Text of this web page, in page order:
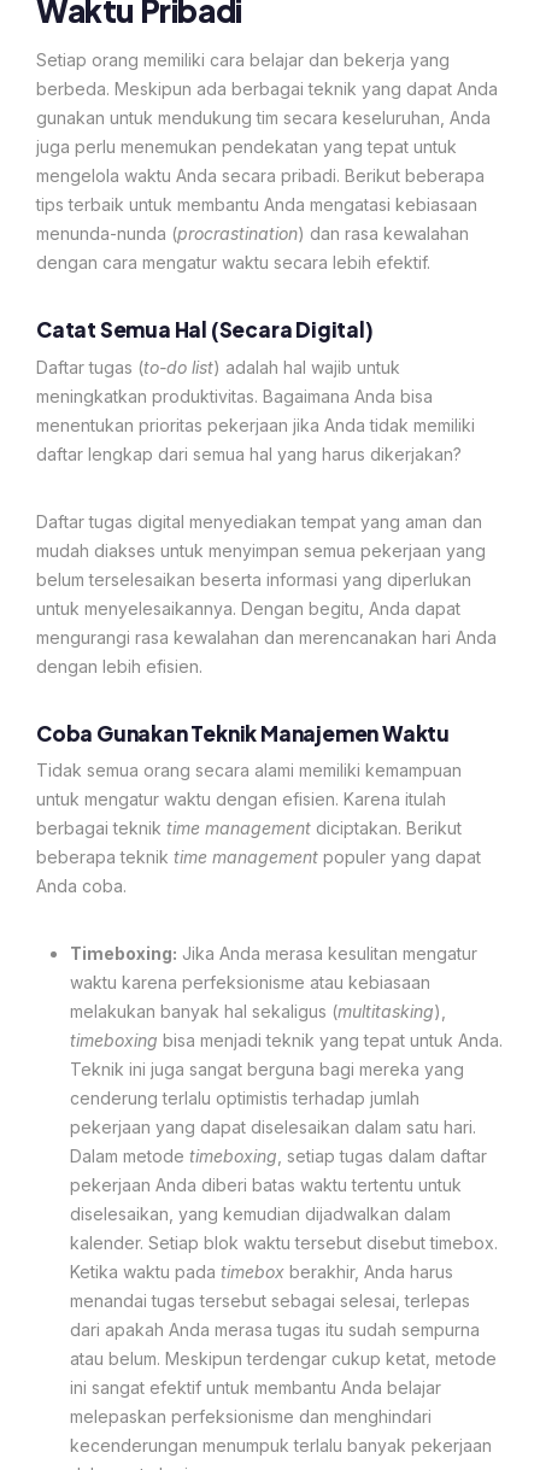
Waktu Pribadi
Setiap orang memiliki cara belajar dan bekerja yang
berbeda. Meskipun ada berbagai teknik yang dapat Anda
gunakan untuk mendukung tim secara keseluruhan, Anda
juga perlu menemukan pendekatan yang tepat untuk
mengelola waktu Anda secara pribadi. Berikut beberapa
tips terbaik untuk membantu Anda mengatasi kebiasaan
menunda-nunda (procrastination) dan rasa kewalahan
dengan cara mengatur waktu secara lebih efektif.
Catat Semua Hal (Secara Digital)
Daftar tugas (to-do list) adalah hal wajib untuk
meningkatkan produktivitas. Bagaimana Anda bisa
menentukan prioritas pekerjaan jika Anda tidak memiliki
daftar lengkap dari semua hal yang harus dikerjakan?
Daftar tugas digital menyediakan tempat yang aman dan
mudah diakses untuk menyimpan semua pekerjaan yang
belum terselesaikan beserta informasi yang diperlukan
untuk menyelesaikannya. Dengan begitu, Anda dapat
mengurangi rasa kewalahan dan merencanakan hari Anda
dengan lebih efisien.
Coba Gunakan Teknik Manajemen Waktu
Tidak semua orang secara alami memiliki kemampuan
untuk mengatur waktu dengan efisien. Karena itulah
berbagai teknik time management diciptakan. Berikut
beberapa teknik time management populer yang dapat
Anda coba.
Timeboxing: Jika Anda merasa kesulitan mengatur
waktu karena perfeksionisme atau kebiasaan
melakukan banyak hal sekaligus (multitasking),
timeboxing bisa menjadi teknik yang tepat untuk Anda.
Teknik ini juga sangat berguna bagi mereka yang
cenderung terlalu optimistis terhadap jumlah
pekerjaan yang dapat diselesaikan dalam satu hari.
Dalam metode timeboxing , setiap tugas dalam daftar
pekerjaan Anda diberi batas waktu tertentu untuk
diselesaikan, yang kemudian dijadwalkan dalam
kalender. Setiap blok waktu tersebut disebut timebox.
Ketika waktu pada timebox berakhir, Anda harus
menandai tugas tersebut sebagai selesai, terlepas
dari apakah Anda merasa tugas itu sudah sempurna
atau belum. Meskipun terdengar cukup ketat, metode
ini sangat efektif untuk membantu Anda belajar
melepaskan perfeksionisme dan menghindari
kecenderungan menumpuk terlalu banyak pekerjaan